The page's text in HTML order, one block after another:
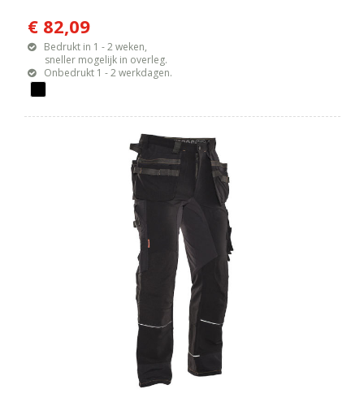
€ 82,09
Bedrukt in 1 - 2 weken,
sneller mogelijk in overleg.
Onbedrukt 1 - 2 werkdagen.